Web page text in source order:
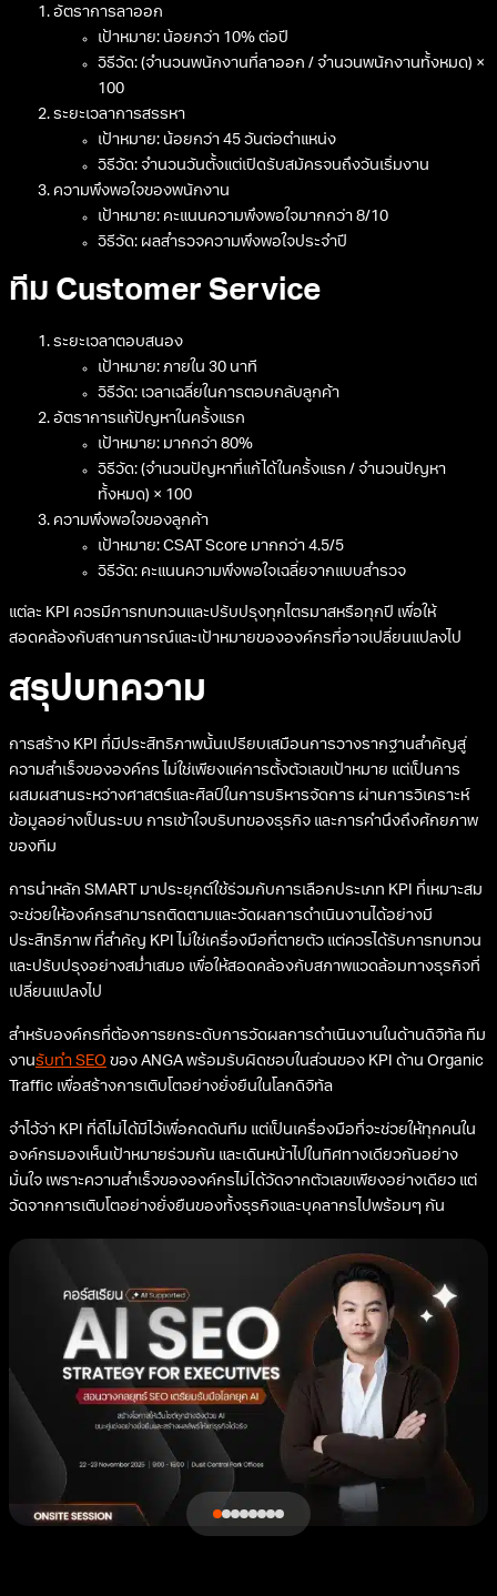
อัตราการลาออก
เป้าหมาย: น้อยกว่า 10% ต่อปี
วิธีวัด: (จำนวนพนักงานที่ลาออก / จำนวนพนักงานทั้งหมด) ×
100
ระยะเวลาการสรรหา
เป้าหมาย: น้อยกว่า 45 วันต่อตำแหน่ง
วิธีวัด: จำนวนวันตั้งแต่เปิดรับสมัครจนถึงวันเริ่มงาน
ความพึงพอใจของพนักงาน
เป้าหมาย: คะแนนความพึงพอใจมากกว่า 8/10
วิธีวัด: ผลสำรวจความพึงพอใจประจำปี
ทีม Customer Service
ระยะเวลาตอบสนอง
เป้าหมาย: ภายใน 30 นาที
วิธีวัด: เวลาเฉลี่ยในการตอบกลับลูกค้า
อัตราการแก้ปัญหาในครั้งแรก
เป้าหมาย: มากกว่า 80%
วิธีวัด: (จำนวนปัญหาที่แก้ได้ในครั้งแรก / จำนวนปัญหา
ทั้งหมด) × 100
ความพึงพอใจของลูกค้า
เป้าหมาย: CSAT Score มากกว่า 4.5/5
วิธีวัด: คะแนนความพึงพอใจเฉลี่ยจากแบบสำรวจ
แต่ละ KPI ควรมีการทบทวนและปรับปรุงทุกไตรมาสหรือทุกปี เพื่อให้
สอดคล้องกับสถานการณ์และเป้าหมายขององค์กรที่อาจเปลี่ยนแปลงไป
สรุปบทความ
การสร้าง KPI ที่มีประสิทธิภาพนั้นเปรียบเสมือนการวางรากฐานสำคัญสู่
ความสำเร็จขององค์กร ไม่ใช่เพียงแค่การตั้งตัวเลขเป้าหมาย แต่เป็นการ
ผสมผสานระหว่างศาสตร์และศิลป์ในการบริหารจัดการ ผ่านการวิเคราะห์
ข้อมูลอย่างเป็นระบบ การเข้าใจบริบทของธุรกิจ และการคำนึงถึงศักยภาพ
ของทีม
การนำหลัก SMART มาประยุกต์ใช้ร่วมกับการเลือกประเภท KPI ที่เหมาะสม
จะช่วยให้องค์กรสามารถติดตามและวัดผลการดำเนินงานได้อย่างมี
ประสิทธิภาพ ที่สำคัญ KPI ไม่ใช่เครื่องมือที่ตายตัว แต่ควรได้รับการทบทวน
และปรับปรุงอย่างสม่ำเสมอ เพื่อให้สอดคล้องกับสภาพแวดล้อมทางธุรกิจที่
เปลี่ยนแปลงไป
สำหรับองค์กรที่ต้องการยกระดับการวัดผลการดำเนินงานในด้านดิจิทัล ทีม
งานรับทำ SEO ของ ANGA พร้อมรับผิดชอบในส่วนของ KPI ด้าน Organic
Traffic เพื่อสร้างการเติบโตอย่างยั่งยืนในโลกดิจิทัล
จำไว้ว่า KPI ที่ดีไม่ได้มีไว้เพื่อกดดันทีม แต่เป็นเครื่องมือที่จะช่วยให้ทุกคนใน
องค์กรมองเห็นเป้าหมายร่วมกัน และเดินหน้าไปในทิศทางเดียวกันอย่าง
มั่นใจ เพราะความสำเร็จขององค์กรไม่ได้วัดจากตัวเลขเพียงอย่างเดียว แต่
วัดจากการเติบโตอย่างยั่งยืนของทั้งธุรกิจและบุคลากรไปพร้อมๆ กัน